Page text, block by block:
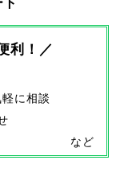
利！／
に相談
など